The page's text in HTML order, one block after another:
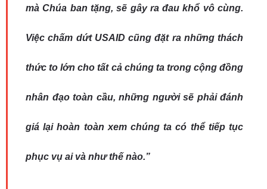
mà Chúa ban tặng, sẽ gây ra đau khổ vô cùng.
Việc chấm dứt USAID cũng đặt ra những thách
thức to lớn cho tất cả chúng ta trong cộng đồng
nhân đạo toàn cầu, những người sẽ phải đánh
giá lại hoàn toàn xem chúng ta có thể tiếp tục
phục vụ ai và như thế nào.”